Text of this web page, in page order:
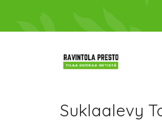
Suklaalevy